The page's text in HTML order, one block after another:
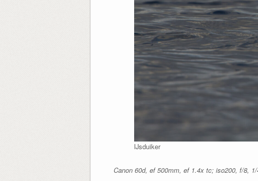
IJsduiker
Canon 60d, ef 500mm, ef 1.4x tc; iso200, f/8,